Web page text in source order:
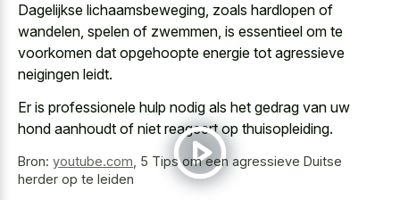
Dagelijkse lichaamsbeweging, zoals hardlopen of
wandelen, spelen of zwemmen, is essentieel om te
voorkomen dat opgehoopte energie tot agressieve
neigingen leidt.
Er is professionele hulp nodig als het gedrag van uw
hond aanhoudt of niet reageert op thuisopleiding.
Bron: youtube.com 5 Tips om een agressieve Duitse
herder op te leiden